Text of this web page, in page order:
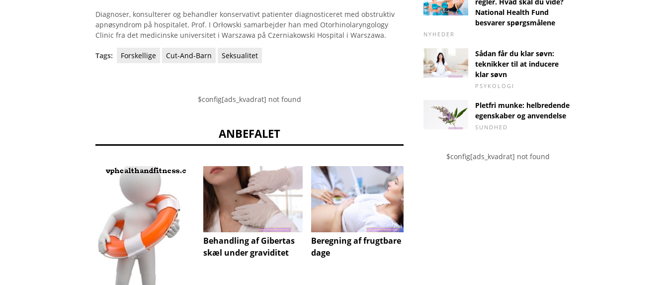
Diagnoser, konsulterer og behandler konservativt patienter diagnosticeret med obstruktiv
apnøsyndrom på hospitalet. Prof. I Orłowski samarbejder han med Otorhinolaryngology
Clinic fra det medicinske universitet i Warszawa på Czerniakowski Hospital i Warszawa.
Tags: Forskellige Cut-And-Barn Seksualitet
$config[ads_kvadrat] not found
ANBEFALET
Behandling af Gibertas
skæl under graviditet
Beregning af frugtbare
dage
National Health Fund
besvarer spørgsmålene
NYHEDER
Sådan får du klar søvn:
teknikker til at inducere
klar søvn
PSYKOLOGI
Pletfri munke: helbredende
egenskaber og anvendelse
SUNDHED
$config[ads_kvadrat] not found